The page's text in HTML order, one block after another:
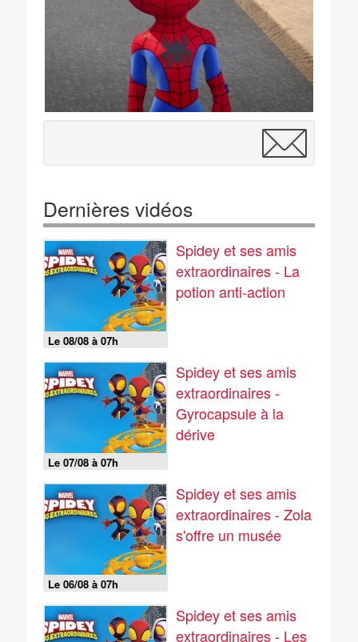
Dernières vidéos
Le 08/08 à 07h
Spidey et ses amis
extraordinaires - La
potion anti-action
Le 07/08 à 07h
Spidey et ses amis
extraordinaires -
Gyrocapsule à la
dérive
Le 06/08 à 07h
Spidey et ses amis
extraordinaires - Zola
s'offre un musée
Spidey et ses amis
extraordinaires - Les